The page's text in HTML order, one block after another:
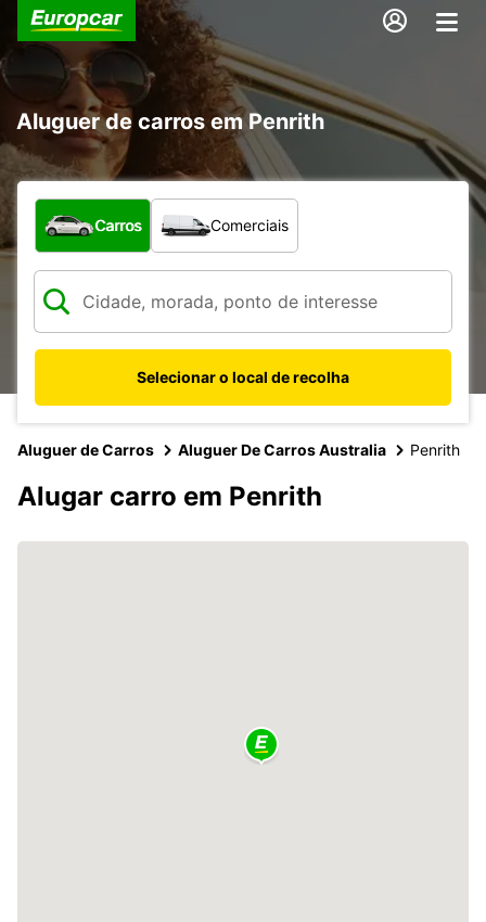
Aluguer de carros em Penrith
Que tipo de veículo pretende?
Carros Comerciais
Selecionar o local de recolha
Aluguer de Carros Aluguer De Carros Australia Penrith
Alugar carro em Penrith